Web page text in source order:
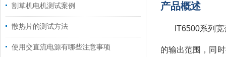
割草机电机测试案例
散热片的测试方法
使用交直流电源有哪些注意事项
产品概述
IT6500系列
的输出范围，同